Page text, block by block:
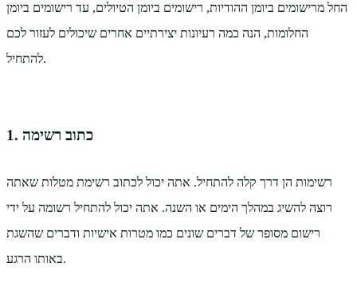
החל מרישומים ביומן ההודיות, רישומים ביומן הטיולים, עד רישומים ביומן
החלומות, הנה כמה רעיונות יצירתיים אחרים שיכולים לעזור לכם
להתחיל.
1. כתוב רשימה
רשימות הן דרך קלה להתחיל. אתה יכול לכתוב רשימת מטלות שאתה
רוצה להשיג במהלך הימים או השנה. אתה יכול להתחיל רשומה על ידי
רישום מסופר של דברים שונים כמו מטרות אישיות ודברים שהשגת
באותו הרגע.